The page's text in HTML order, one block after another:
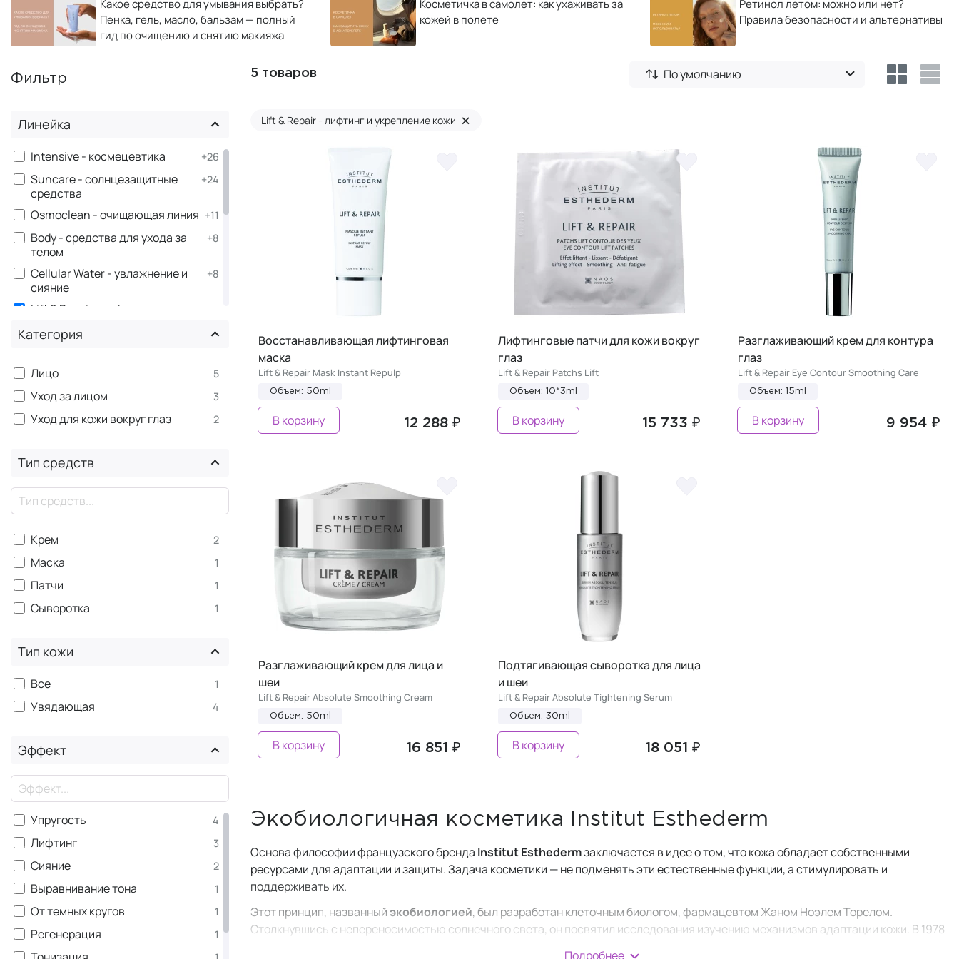
Какое средство для умывания выбрать?
Пенка, гель, масло, бальзам — полный
гид по очищению и снятию макияжа
Косметичка в самолет: как ухаживать за
кожей в полете
Ретинол летом: можно или нет?
Правила безопасности и альтернативы
Фильтр
Линейка
Intensive - космецевтика +26
Suncare - солнцезащитные
средства
+24
Osmoclean - очищающая линия +11
Body - средства для ухода за
телом
+8
Cellular Water - увлажнение и
сияние
+8
Lift & Repair - лифтинг и
Excellage NT - выраженные
Active Repair - упругость и
регенерация
+3
Age Proteom - антивозрастная
+2
оздоравливающий уход для
Sensi System - бережный уход
для чувствительной кожи
Категория
Лицо 5
Уход за лицом 3
Уход для кожи вокруг глаз 2
Тип средств
Крем 2
Маска 1
Патчи 1
Сыворотка 1
Тип кожи
Все 1
Увядающая 4
Эффект
Упругость 4
Лифтинг 3
Сияние 2
Выравнивание тона 1
От темных кругов 1
Регенерация 1
5 товаров По умолчанию
Lift & Repair - лифтинг и укрепление кожи ×
Восстанавливающая лифтинговая
маска
Lift & Repair Mask Instant Repulp
Объем: 50ml
12 288 ₽
В корзину
Лифтинговые патчи для кожи вокруг
глаз
Lift & Repair Patchs Lift
Объем: 10*3ml
15 733 ₽
В корзину
Разглаживающий крем для контура
глаз
Lift & Repair Eye Contour Smoothing Care
Объем: 15ml
9 954 ₽
В корзину
Разглаживающий крем для лица и
шеи
Lift & Repair Absolute Smoothing Cream
Объем: 50ml
16 851 ₽
В корзину
Подтягивающая сыворотка для лица
и шеи
Lift & Repair Absolute Tightening Serum
Объем: 30ml
18 051 ₽
В корзину
Экобиологичная косметика Institut Esthederm
Основа философии французского бренда Institut Esthedermзаключается в идее о том, что кожа обладает собственными
ресурсами для адаптации и защиты. Задача косметики — не подменять эти естественные функции, а стимулировать и
поддерживать их.
Этот принцип, названныйэкобиологией, был разработан клеточным биологом, фармацевтом Жаном Ноэлем Торелом.
Столкнувшись с непереносимостью солнечного света, он посвятил исследования изучению механизмов адаптации кожи. В 1978
Подробнее